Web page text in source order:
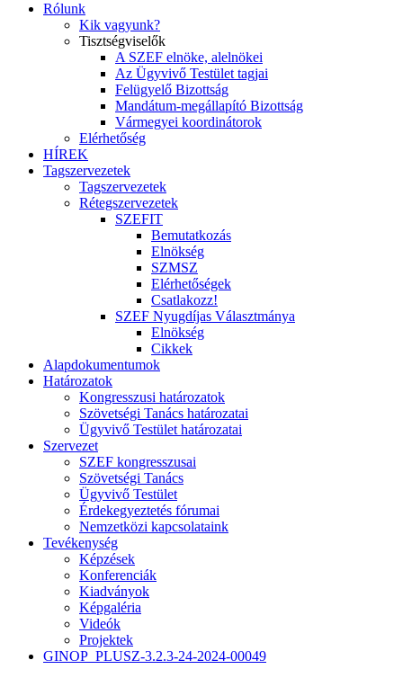
Rólunk
Kik vagyunk?
Tisztségviselők
A SZEF elnöke, alelnökei
Az Ügyvivő Testület tagjai
Felügyelő Bizottság
Mandátum-megállapító Bizottság
Vármegyei koordinátorok
Elérhetőség
HÍREK
Tagszervezetek
Tagszervezetek
Rétegszervezetek
SZEFIT
Bemutatkozás
Elnökség
SZMSZ
Elérhetőségek
Csatlakozz!
SZEF Nyugdíjas Választmánya
Elnökség
Cikkek
Alapdokumentumok
Határozatok
Kongresszusi határozatok
Szövetségi Tanács határozatai
Ügyvivő Testület határozatai
Szervezet
SZEF kongresszusai
Szövetségi Tanács
Ügyvivő Testület
Érdekegyeztetés fórumai
Nemzetközi kapcsolataink
Tevékenység
Képzések
Konferenciák
Kiadványok
Képgaléria
Videók
Projektek
GINOP_PLUSZ-3.2.3-24-2024-00049